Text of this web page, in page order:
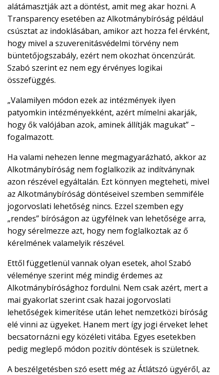
alátámasztják azt a döntést, amit meg akar hozni. A
Transparency esetében az Alkotmánybíróság például
csúsztat az indoklásában, amikor azt hozza fel érvként,
hogy mivel a szuverenitásvédelmi törvény nem
büntetőjogszabály, ezért nem okozhat öncenzúrát.
Szabó szerint ez nem egy érvényes logikai
összefüggés.
„Valamilyen módon ezek az intézmények ilyen
patyomkin intézményekként, azért mímelni akarják,
hogy ők valójában azok, aminek állítják magukat” –
fogalmazott.
Ha valami nehezen lenne megmagyarázható, akkor az
Alkotmánybíróság nem foglalkozik az indítványnak
azon részével egyáltalán. Ezt könnyen megteheti, mivel
az Alkotmánybíróság döntéseivel szemben semmiféle
jogorvoslati lehetőség nincs. Ezzel szemben egy
„rendes” bíróságon az ügyfélnek van lehetősége arra,
hogy sérelmezze azt, hogy nem foglalkoztak az ő
kérelmének valamelyik részével.
Ettől függetlenül vannak olyan esetek, ahol Szabó
véleménye szerint még mindig érdemes az
Alkotmánybírósághoz fordulni. Nem csak azért, mert a
mai gyakorlat szerint csak hazai jogorvoslati
lehetőségek kimerítése után lehet nemzetközi bíróság
elé vinni az ügyeket. Hanem mert így jogi érveket lehet
becsatornázni egy közéleti vitába. Egyes esetekben
pedig meglepő módon pozitív döntések is születnek.
A beszélgetésben szó esett még az Átlátszó ügyéről, az